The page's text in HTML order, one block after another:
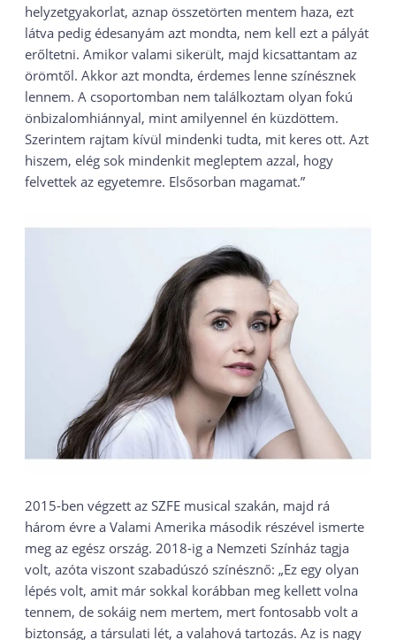
helyzetgyakorlat, aznap összetörten mentem haza, ezt
látva pedig édesanyám azt mondta, nem kell ezt a pályát
erőltetni. Amikor valami sikerült, majd kicsattantam az
örömtől. Akkor azt mondta, érdemes lenne színésznek
lennem. A csoportomban nem találkoztam olyan fokú
önbizalomhiánnyal, mint amilyennel én küzdöttem.
Szerintem rajtam kívül mindenki tudta, mit keres ott. Azt
hiszem, elég sok mindenkit megleptem azzal, hogy
felvettek az egyetemre. Elsősorban magamat.”
2015-ben végzett az SZFE musical szakán, majd rá
három évre a Valami Amerika második részével ismerte
meg az egész ország. 2018-ig a Nemzeti Színház tagja
volt, azóta viszont szabadúszó színésznő: „Ez egy olyan
lépés volt, amit már sokkal korábban meg kellett volna
tennem, de sokáig nem mertem, mert fontosabb volt a
biztonság, a társulati lét, a valahová tartozás. Az is nagy